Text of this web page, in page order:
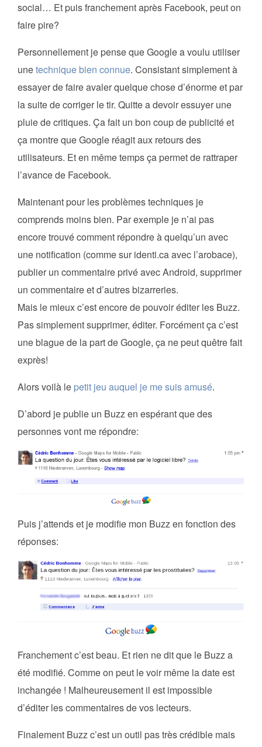
social… Et puis franchement après Facebook, peut on
faire pire?
Personnellement je pense que Google a voulu utiliser
unetechnique bien connue. Consistant simplement à
essayer de faire avaler quelque chose d’énorme et par
la suite de corriger le tir. Quitte a devoir essuyer une
pluie de critiques. Ça fait un bon coup de publicité et
ça montre que Google réagit aux retours des
utilisateurs. Et en même temps ça permet de rattraper
l’avance de Facebook.
Maintenant pour les problèmes techniques je
comprends moins bien. Par exemple je n’ai pas
encore trouvé comment répondre à quelqu’un avec
une notification (comme sur identi.ca avec l’arobace),
publier un commentaire privé avec Android, supprimer
un commentaire et d’autres bizarreries.
Mais le mieux c’est encore de pouvoir éditer les Buzz.
Pas simplement supprimer, éditer. Forcément ça c’est
une blague de la part de Google, ça ne peut quêtre fait
exprès!
Alors voilà le petit jeu auquel je me suis amusé.
D’abord je publie un Buzz en espérant que des
personnes vont me répondre:
Puis j’attends et je modifie mon Buzz en fonction des
réponses:
Franchement c’est beau. Et rien ne dit que le Buzz a
été modifié. Comme on peut le voir même la date est
inchangée ! Malheureusement il est impossible
d’éditer les commentaires de vos lecteurs.
Finalement Buzz c’est un outil pas très crédible mais